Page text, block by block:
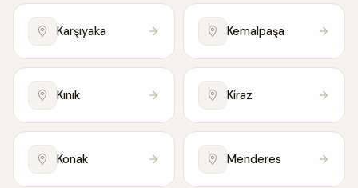
Karşıyaka Kemalpaşa
Kınık Kiraz
Konak Menderes